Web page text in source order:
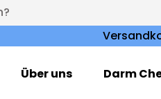
Über uns Darm